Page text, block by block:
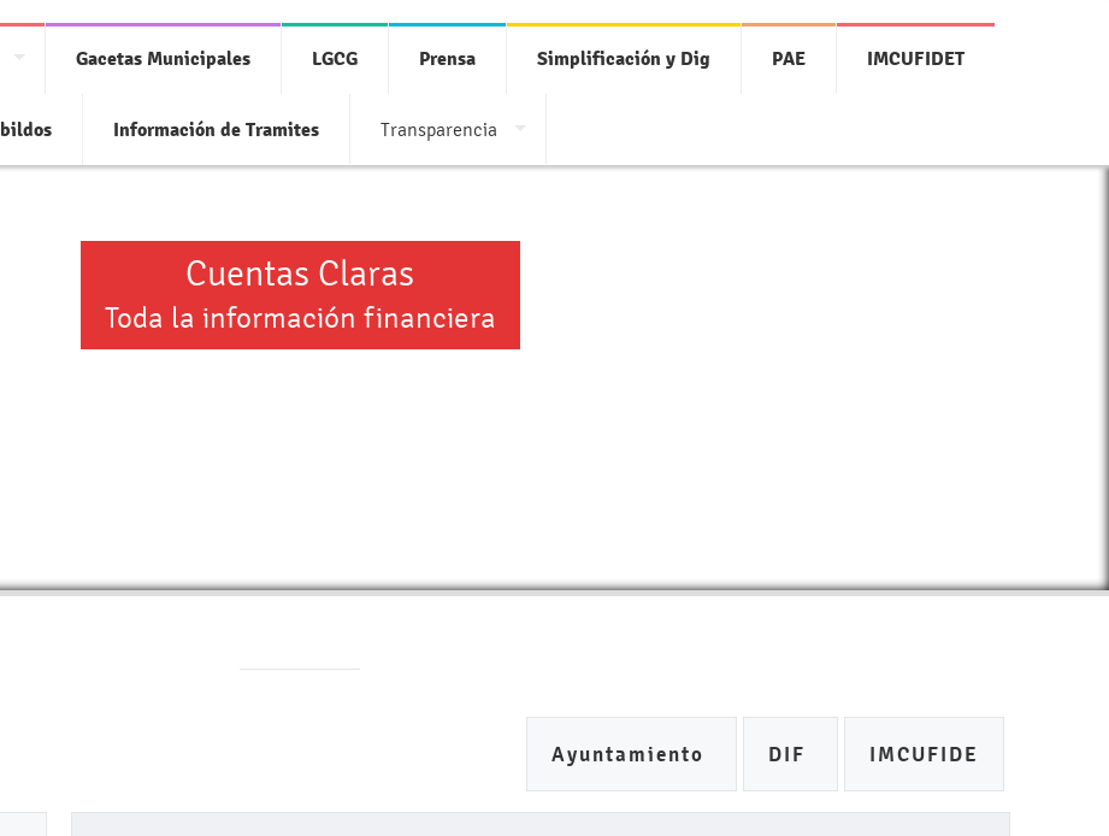
Gacetas Municipales LGCG Prensa Simplificación y Dig PAE IMCUFIDET
Información de Tramites Transparencia
Cuentas Claras
Toda la información financiera
Ayuntamiento DIF IMCUFIDE